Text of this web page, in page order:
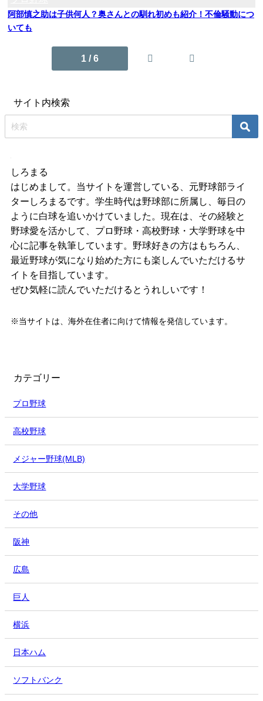
阿部慎之助は子供何人？奥さんとの馴れ初めも紹介！不倫騒動につ
いても
1 / 6
サイト内検索
しろまる
はじめまして。当サイトを運営している、元野球部ライ
ターしろまるです。学生時代は野球部に所属し、毎日の
ように白球を追いかけていました。現在は、その経験と
野球愛を活かして、プロ野球・高校野球・大学野球を中
心に記事を執筆しています。野球好きの方はもちろん、
最近野球が気になり始めた方にも楽しんでいただけるサ
イトを目指しています。
ぜひ気軽に読んでいただけるとうれしいです！
※当サイトは、海外在住者に向けて情報を発信しています。
カテゴリー
プロ野球
高校野球
メジャー野球(MLB)
大学野球
その他
阪神
広島
巨人
横浜
日本ハム
ソフトバンク